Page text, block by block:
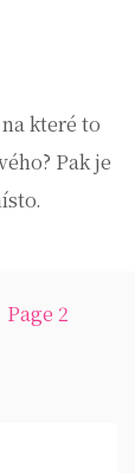
které to
Pak je
Page 2